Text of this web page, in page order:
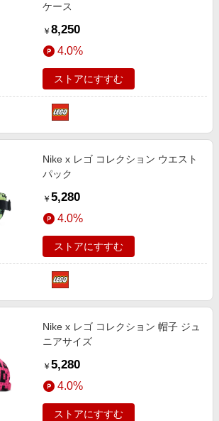
ケース
￥ 8,250
4.0%
ストアにすすむ
Nike x レゴ コレクション ウエスト
パック
￥ 5,280
4.0%
ストアにすすむ
Nike x レゴ コレクション 帽子 ジュ
ニアサイズ
￥ 5,280
4.0%
ストアにすすむ